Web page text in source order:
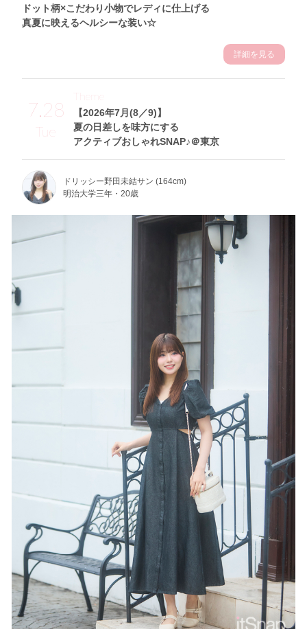
ドット柄×こだわり小物でレディに仕上げる
真夏に映えるヘルシーな装い☆
詳細を見る
7.28
Tue
【2026年7月(8／9)】
夏の日差しを味方にする
アクティブおしゃれSNAP♪＠東京
Theme
ドリッシー野田未結サン (164cm)
明治大学三年・20歳